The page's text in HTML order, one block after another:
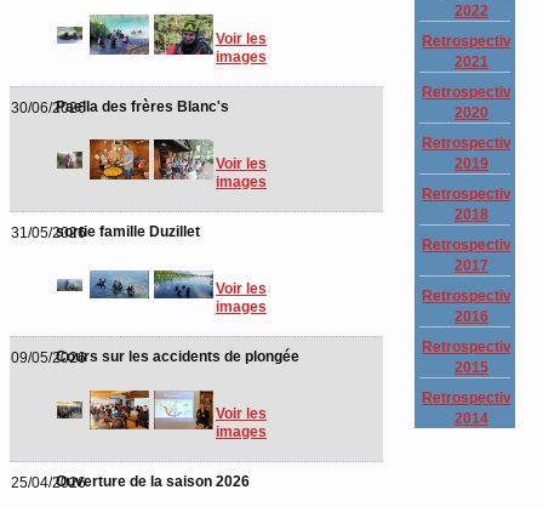
Voir les
images
30/06/2026Paella des frères Blanc's
Voir les
images
31/05/2026sortie famille Duzillet
Voir les
images
09/05/2026Cours sur les accidents de plongée
Voir les
images
25/04/2026Ouverture de la saison 2026
2022
Retrospective
2021
Retrospective
2020
Retrospective
2019
Retrospective
2018
Retrospective
2017
Retrospective
2016
Retrospective
2015
Retrospective
2014